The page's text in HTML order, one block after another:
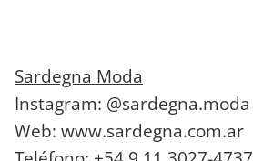
Sardegna Moda
Instagram: @sardegna.moda
Web: www.sardegna.com.ar